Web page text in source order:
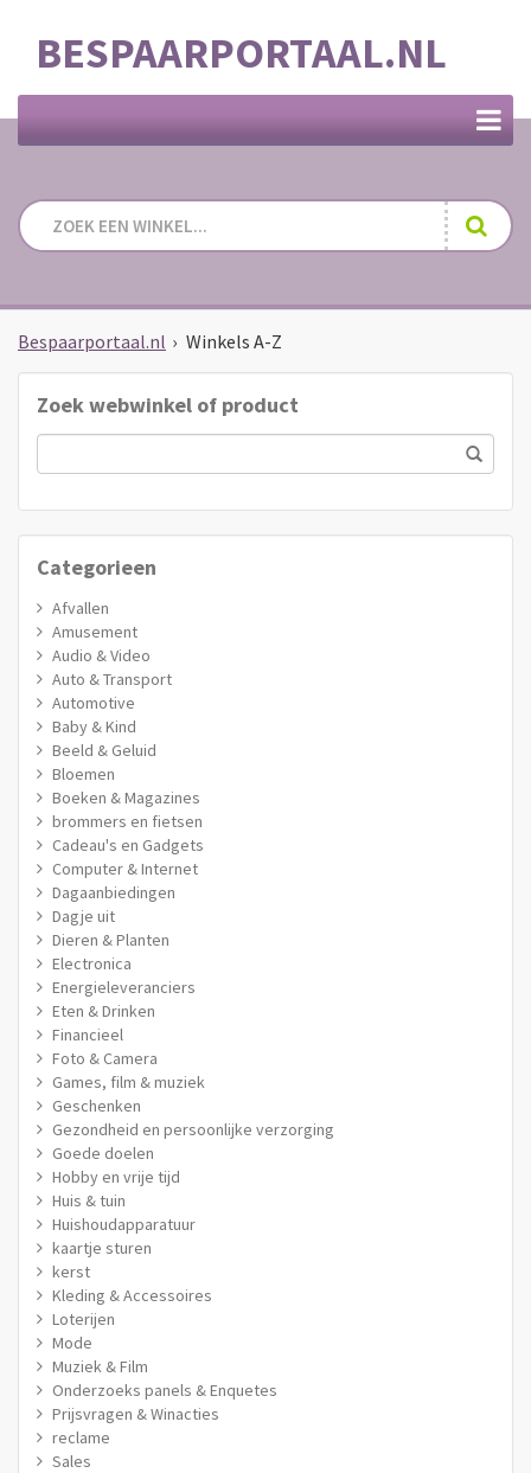
BESPAARPORTAAL.NL
Bespaarportaal.nl › Winkels A-Z
Zoek webwinkel of product
Categorieen
Afvallen
Amusement
Audio & Video
Auto & Transport
Automotive
Baby & Kind
Beeld & Geluid
Bloemen
Boeken & Magazines
brommers en fietsen
Cadeau's en Gadgets
Computer & Internet
Dagaanbiedingen
Dagje uit
Dieren & Planten
Electronica
Energieleveranciers
Eten & Drinken
Financieel
Foto & Camera
Games, film & muziek
Geschenken
Gezondheid en persoonlijke verzorging
Goede doelen
Hobby en vrije tijd
Huis & tuin
Huishoudapparatuur
kaartje sturen
kerst
Kleding & Accessoires
Loterijen
Mode
Muziek & Film
Onderzoeks panels & Enquetes
Prijsvragen & Winacties
reclame
Sales